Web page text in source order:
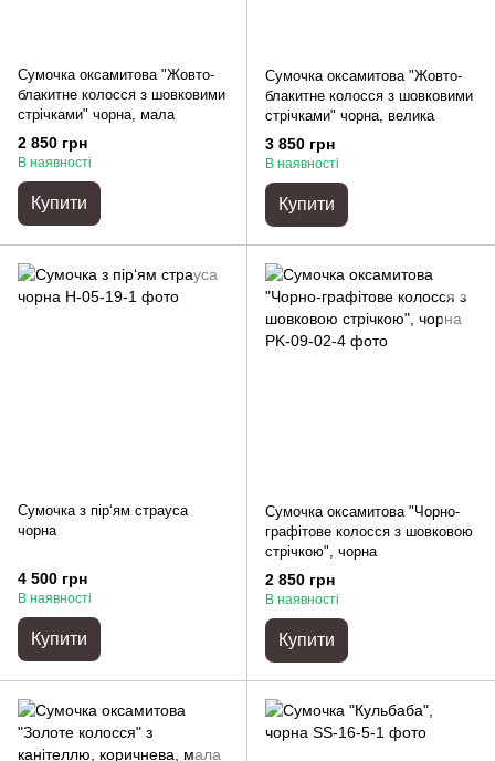
Сумочка оксамитова "Жовто-
блакитне колосся з шовковими
стрічками" чорна, мала
2 850 грн
В наявності
Купити
Сумочка оксамитова "Жовто-
блакитне колосся з шовковими
стрічками" чорна, велика
3 850 грн
В наявності
Купити
Сумочка з пір‘ям страуса
чорна
4 500 грн
В наявності
Купити
Сумочка оксамитова "Чорно-
графітове колосся з шовковою
стрічкою", чорна
2 850 грн
В наявності
Купити